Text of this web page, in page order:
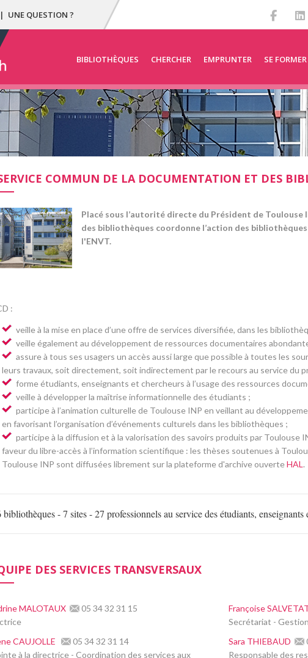
| UNE QUESTION ?
BIBLIOTHÈQUES CHERCHER EMPRUNTER SE FORMER
COMMUN DE LA DOCUMENTATION ET DES
Placé sous l’autorité directe du Président de Toulouse
des bibliothèques coordonne l’action des
l'ENVT.
:
veille à la mise en place d’une offre de services diversifiée, dans les
veille également au développement de ressources documentaires
assure à tous ses usagers un accès aussi large que possible à toutes les
leurs travaux, soit directement, soit indirectement par le recours au service du
forme étudiants, enseignants et chercheurs à l’usage des ressources
veille à développer la maîtrise informationnelle des étudiants ;
participe à l’animation culturelle de Toulouse INP en veillant au
en favorisant l’organisation d’événements culturels dans les bibliothèques ;
participe à la diffusion et à la valorisation des savoirs produits par Toulouse
faveur du libre-accès à l’information scientifique : les thèses soutenues à
Toulouse INP sont diffusées librement sur la plateforme d'archive ouverteHAL.
bibliothèques - 7 sites - 27 professionnels au service des étudiants, enseignants
DES SERVICES TRANSVERSAUX
MALOTAUX
05 34 32 31 15
Françoise
Secrétariat -
CAUJOLLE
05 34 32 31 14
à la directrice - Coordination des services aux
Sara THIEBAUD
Responsable des